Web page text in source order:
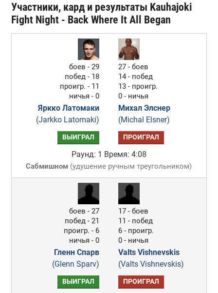
Участники, кард и результаты Kauhajoki
Fight Night - Back Where It All Began
боев - 29
побед - 18
проигр. - 11
ничья - 0
Яркко Латомаки
(Jarkko Latomaki)
27 - боев
14 - побед
13 - проигр.
0 - ничья
Михал Элснер
(Michal Elsner)
ВЫИГРАЛ ПРОИГРАЛ
Раунд: 1 Время: 4:08
Сабмишном (удушение ручным треугольником)
боев - 27
побед - 21
проигр. - 6
ничья - 0
Гленн Спарв
(Glenn Sparv)
17 - боев
11 - побед
6 - проигр.
0 - ничья
Valts Vishnevskis
(Valts Vishnevskis)
ВЫИГРАЛ ПРОИГРАЛ